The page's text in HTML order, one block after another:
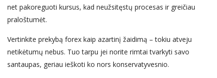
net pakoreguoti kursus, kad neužsitęstų procesas ir greičiau
praloštumėt.
Vertinkite prekybą forex kaip azartinį žaidimą – tokiu atveju
netikėtumų nebus. Tuo tarpu jei norite rimtai tvarkyti savo
santaupas, geriau ieškoti ko nors konservatyvesnio.